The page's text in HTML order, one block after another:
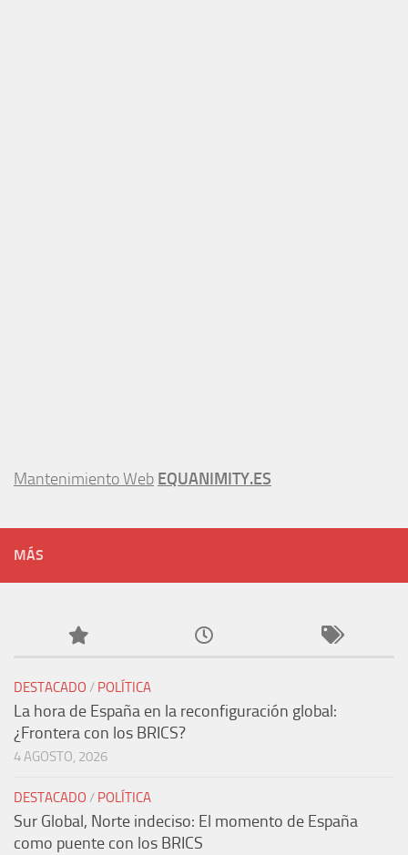
Mantenimiento Web EQUANIMITY.ES
MÁS
DESTACADO / POLÍTICA
La hora de España en la reconfiguración global:
¿Frontera con los BRICS?
4 AGOSTO, 2026
DESTACADO / POLÍTICA
Sur Global, Norte indeciso: El momento de España
como puente con los BRICS